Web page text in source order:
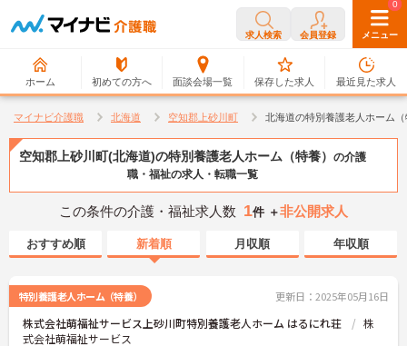
求人検索 会員登録 メニュー
ホーム 初めての方へ 面談会場一覧
0
保存した求人
0
最近見た求人
マイナビ介護職 北海道 空知郡上砂川町 北海道の特別養護老人ホーム
空知郡上砂川町(北海道)の特別養護老人ホーム（特養） の介護
職・福祉の求人・転職一覧
この条件の介護・福祉求人数 1件 ＋非公開求人
おすすめ順 新着順 月収順 年収順
特別養護老人ホーム（特養） 更新日：2025年05月16日
株式会社萌福祉サービス上砂川町特別養護老人ホーム はるにれ荘
株
式会社萌福祉サービス